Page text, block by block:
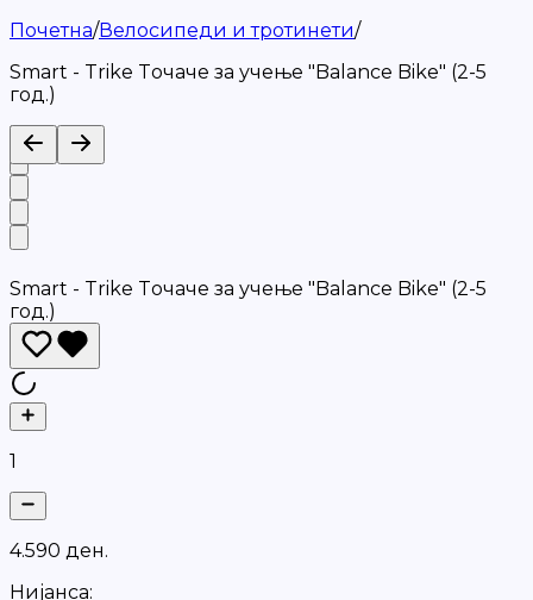
Почетна/Велосипеди и тротинети/
Smart - Trike Tочаче за учење "Balance Bike" (2-5
год.)
Smart - Trike Tочаче за учење "Balance Bike" (2-5
год.)
1
4.590 ден.
Нијанса: